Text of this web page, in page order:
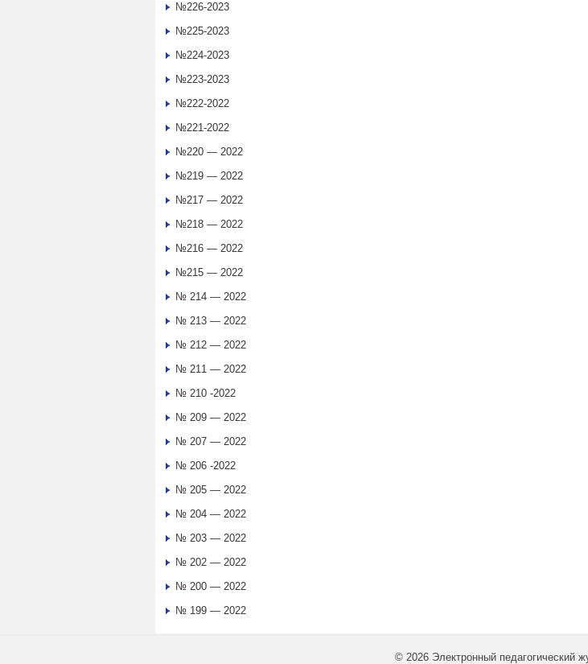
№226-2023
№225-2023
№224-2023
№223-2023
№222-2022
№221-2022
№220 — 2022
№219 — 2022
№217 — 2022
№218 — 2022
№216 — 2022
№215 — 2022
№ 214 — 2022
№ 213 — 2022
№ 212 — 2022
№ 211 — 2022
№ 210 -2022
№ 209 — 2022
№ 207 — 2022
№ 206 -2022
№ 205 — 2022
№ 204 — 2022
№ 203 — 2022
№ 202 — 2022
№ 200 — 2022
№ 199 — 2022
© 2026 Электронный